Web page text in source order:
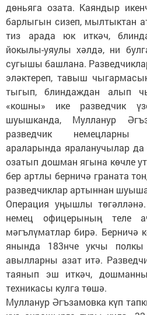
дөньяга озата. Каяндыр
барлыгын сизеп, мылтыктан
тиз арада юк иткәч,
йокылы-уяулы хәлдә, ни
сугышы башлана.
эләктереп, тавыш
тыгып, блиндаждан алып
«кошны» ике разведчик
шуышканда, Мулланур
разведчик немецларны
араларында яраланучылар
озатып дошман ягына көчле
бер артлы берничә граната
разведчиклар артыннан
Операция уңышлы
немец офицерының теле
мәгълүматлар бирә. Берничә
янында 183нче укчы полкы
авылларны азат итә.
таянып эш иткәч,
техникасы кулга төшә.
Мулланур Әгъзамовка күп